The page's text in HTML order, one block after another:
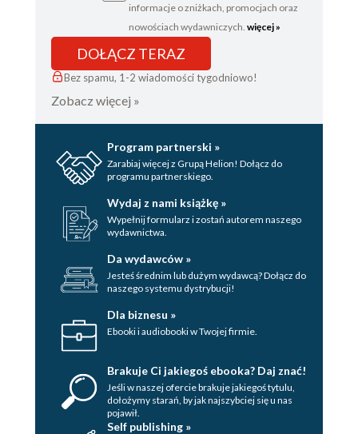
informacje o zniżkach, promocjach oraz
nowościach wydawniczych. więcej »
DOŁĄCZ TERAZ
Bez spamu, 1-2 wiadomości tygodniowo!
Zobacz więcej »
Program partnerski »
Zarabiaj więcej z Grupą Helion! Dołącz do
programu partnerskiego.
Wydaj z nami książkę »
Wypełnij formularz i zostań autorem naszego
wydawnictwa.
Da wydawców »
Jesteś średnim lub dużym wydawcą? Dołącz do
naszego systemu dystrybucji!
Dla biznesu »
Ebooki i audiobooki w Twojej firmie.
Brakuje Ci jakiegoś ebooka? Daj znać!
Jeśli w naszej ofercie brakuje jakiegoś tytulu,
dołożymy starań, by jak najszybciej się u nas
pojawił.
Self publishing »